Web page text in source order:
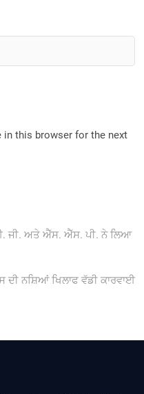
in this browser for the next
ਜੀ. ਅਤੇ ਐੱਸ. ਐੱਸ. ਪੀ. ਨੇ ਲਿਆ
ਦੀ ਨਸ਼ਿਆਂ ਖਿਲਾਫ ਵੱਡੀ ਕਾਰਵਾਈ